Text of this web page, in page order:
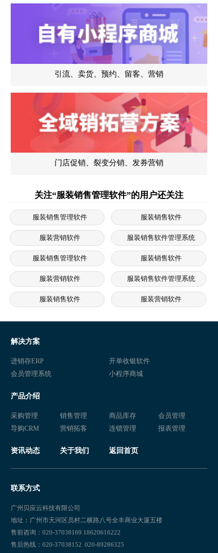
引流、卖货、预约、留客、营销
门店促销、裂变分销、发券营销
关注“服装销售管理软件”的用户还关注
服装销售管理软件 服装销售软件
服装营销软件 服装销售软件管理系统
服装销售管理软件 服装销售软件
服装营销软件 服装销售软件管理系统
服装销售软件 服装营销软件
服装销售软件管理系统
服装销售软件管理系统 服装销售软件
服装销售管理软件
服装销售管理软件
服装营销软件 服装销售软件管理系统
服装销售管理软件
解决方案
进销存ERP
开单收银软件
会员管理系统
小程序商城
产品介绍
采购管理 销售管理 商品库存
会员管理
导购CRM
营销拓客 连锁管理 报表管理
资讯动态 关于我们 返回首页
联系方式
广州贝应云科技有限公司
地址：广州市天河区员村二横路八号全丰商业大厦五楼
售前咨询：020-37038169 18620616222
售后热线：020-37038152 020-89286325